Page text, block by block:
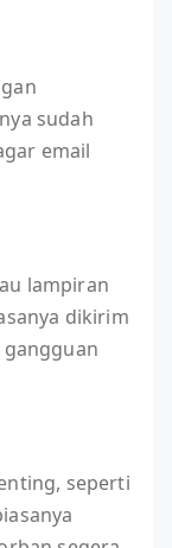
sudah
email
lampiran
dikirim
seperti